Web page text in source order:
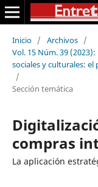
Inicio / Archivos /
Vol. 15 Núm. 39
sociales y culturales:
/
Sección temática
compras
La aplicación